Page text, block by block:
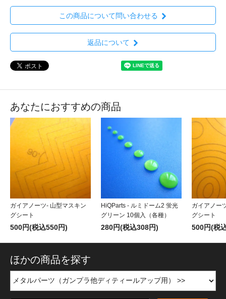
この商品について問い合わせる
返品について
あなたにおすすめの商品
ガイアノーツ- 山型マスキン
グシート
500円(税込550円)
HiQParts - ルミドーム2 蛍光
グリーン 10個入（各種）
280円(税込308円)
ガイアノー
グシート
500円(税
ほかの商品を探す